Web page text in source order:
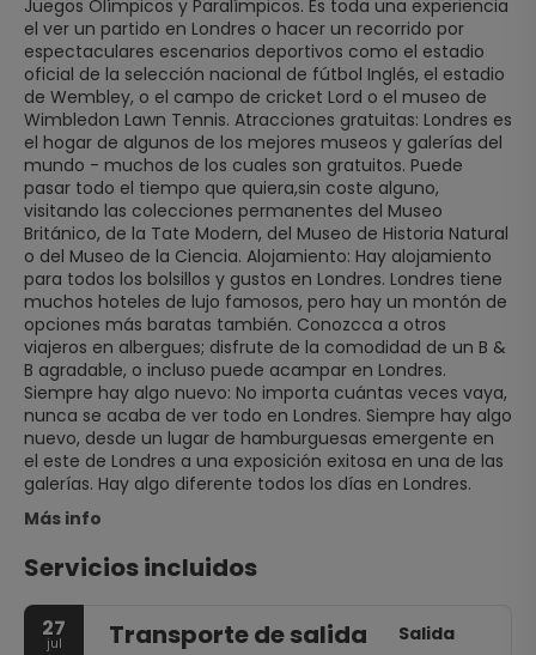
Juegos Olímpicos y Paralímpicos. Es toda una experiencia
el ver un partido en Londres o hacer un recorrido por
espectaculares escenarios deportivos como el estadio
oficial de la selección nacional de fútbol Inglés, el estadio
de Wembley, o el campo de cricket Lord o el museo de
Wimbledon Lawn Tennis. Atracciones gratuitas: Londres es
el hogar de algunos de los mejores museos y galerías del
mundo - muchos de los cuales son gratuitos. Puede
pasar todo el tiempo que quiera,sin coste alguno,
visitando las colecciones permanentes del Museo
Británico, de la Tate Modern, del Museo de Historia Natural
o del Museo de la Ciencia. Alojamiento: Hay alojamiento
para todos los bolsillos y gustos en Londres. Londres tiene
muchos hoteles de lujo famosos, pero hay un montón de
opciones más baratas también. Conozcca a otros
viajeros en albergues; disfrute de la comodidad de un B &
B agradable, o incluso puede acampar en Londres.
Siempre hay algo nuevo: No importa cuántas veces vaya,
nunca se acaba de ver todo en Londres. Siempre hay algo
nuevo, desde un lugar de hamburguesas emergente en
el este de Londres a una exposición exitosa en una de las
galerías. Hay algo diferente todos los días en Londres.
Más info
Servicios incluidos
27
jul Transporte de salida Salida